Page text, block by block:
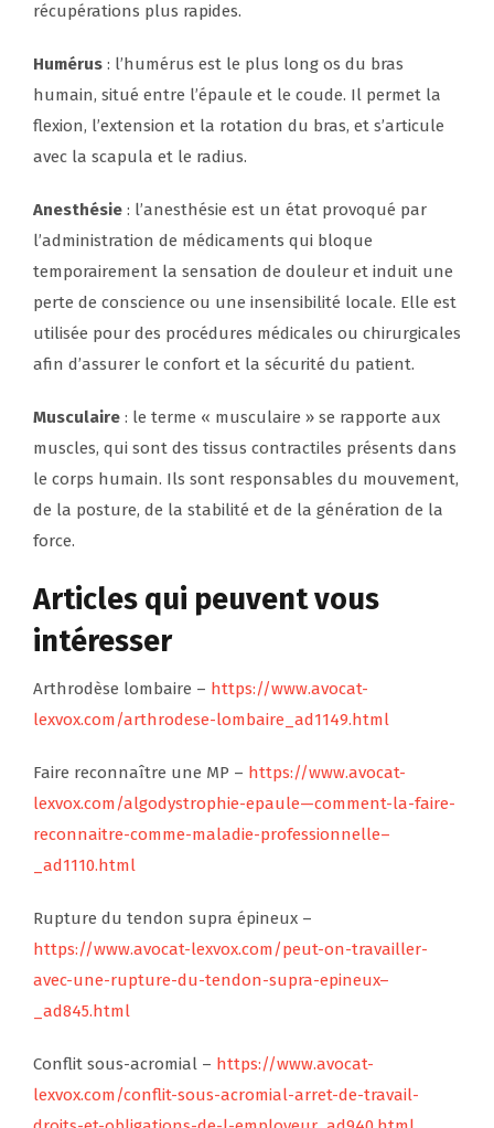
récupérations plus rapides.
Humérus : l’humérus est le plus long os du bras
humain, situé entre l’épaule et le coude. Il permet la
flexion, l’extension et la rotation du bras, et s’articule
avec la scapula et le radius.
Anesthésie : l’anesthésie est un état provoqué par
l’administration de médicaments qui bloque
temporairement la sensation de douleur et induit une
perte de conscience ou une insensibilité locale. Elle est
utilisée pour des procédures médicales ou chirurgicales
afin d’assurer le confort et la sécurité du patient.
Musculaire : le terme « musculaire » se rapporte aux
muscles, qui sont des tissus contractiles présents dans
le corps humain. Ils sont responsables du mouvement,
de la posture, de la stabilité et de la génération de la
force.
Articles qui peuvent vous
intéresser
Arthrodèse lombaire – https://www.avocat-
lexvox.com/arthrodese-lombaire_ad1149.html
Faire reconnaître une MP – https://www.avocat-
lexvox.com/algodystrophie-epaule—comment-la-faire-
reconnaitre-comme-maladie-professionnelle–
_ad1110.html
Rupture du tendon supra épineux –
https://www.avocat-lexvox.com/peut-on-travailler-
avec-une-rupture-du-tendon-supra-epineux–
_ad845.html
Conflit sous-acromial – https://www.avocat-
lexvox.com/conflit-sous-acromial-arret-de-travail-